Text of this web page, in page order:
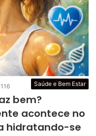
Saúde e Bem Estar
116
bem?
acontece no
hidratando-se